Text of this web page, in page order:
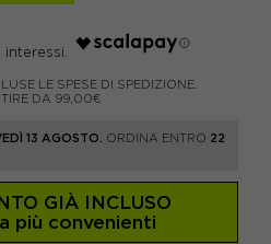
LE SPESE DI SPEDIZIONE.
DA 99,00€
13 AGOSTO. ORDINA ENTRO 22
GIÀ INCLUSO
più convenienti